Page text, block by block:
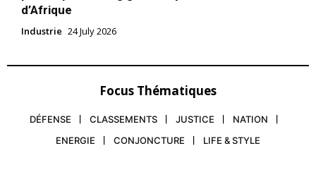
le1.ma
l'information
d’Afrique
Industrie 24 July 2026
Focus Thématiques
DÉFENSE CLASSEMENTS JUSTICE
NATION
ENERGIE
CONJONCTURE LIFE & STYLE